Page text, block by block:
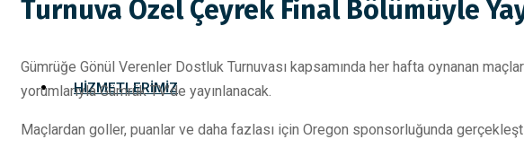
HIZMETLERIMIZ
Turnuva Özel Çeyrek Final Bölümüyle
Gümrüğe Gönül Verenler Dostluk Turnuvası kapsamında her hafta oynanan
yorumlarıyla Gümrük TV’de yayınlanacak.
Maçlardan goller, puanlar ve daha fazlası için Oregon sponsorluğunda